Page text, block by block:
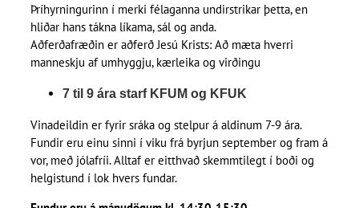
Þríhyrningurinn í merki félaganna undirstrikar þetta, en
hliðar hans tákna líkama, sál og anda.
Aðferðafræðin er aðferð Jesú Krists: Að mæta hverri
manneskju af umhyggju, kærleika og virðingu
7 til 9 ára starf KFUM og KFUK
Vinadeildin er fyrir sráka og stelpur á aldinum 7-9 ára.
Fundir eru einu sinni í viku frá byrjun september og fram á
vor, með jólafríi. Alltaf er eitthvað skemmtilegt í boði og
helgistund í lok hvers fundar.